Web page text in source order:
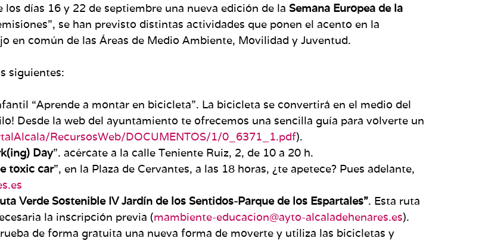
días 16 y 22 de septiembre una nueva edición de la Semana Europea de la
se han previsto distintas actividades que ponen el acento en la
en común de las Áreas de Medio Ambiente, Movilidad y Juventud.
siguientes:
“Aprende a montar en bicicleta”. La bicicleta se convertirá en el medio del
Desde la web del ayuntamiento te ofrecemos una sencilla guía para volverte un
RecursosWeb/DOCUMENTOS/1/0_6371_1.pdf).
Day”. acércate a la calle Teniente Ruiz, 2, de 10 a 20 h.
toxic car”, en la Plaza de Cervantes, a las 18 horas, ¿te apetece? Pues adelante,
Verde Sostenible IV Jardín de los Sentidos-Parque de los Espartales”. Esta ruta
la inscripción previa (mambiente-educacion@ayto-alcaladehenares.es).
de forma gratuita una nueva forma de moverte y utiliza las bicicletas y